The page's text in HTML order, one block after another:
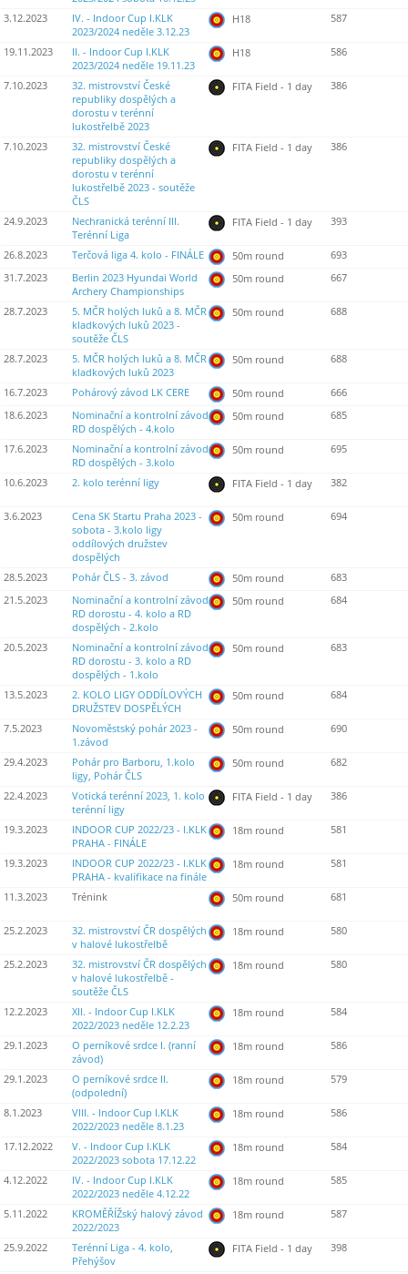
3.12.2023
IV. - Indoor Cup I.KLK
2023/2024 neděle 3.12.23
H18 587
19.11.2023
II. - Indoor Cup I.KLK
2023/2024 neděle 19.11.23
H18 586
7.10.2023
32. mistrovství České
republiky dospělých a
dorostu v terénní
lukostřelbě 2023
FITA Field - 1 day 386
7.10.2023
32. mistrovství České
republiky dospělých a
dorostu v terénní
lukostřelbě 2023 - soutěže
ČLS
FITA Field - 1 day 386
24.9.2023
Nechranická terénní III.
Terénní Liga
FITA Field - 1 day 393
26.8.2023 Terčová liga 4. kolo - FINÁLE 50m round
693
31.7.2023
Berlin 2023 Hyundai World
Archery Championships
50m round 667
28.7.2023
5. MČR holých luků a 8. MČR
kladkových luků 2023 -
soutěže ČLS
50m round 688
28.7.2023
5. MČR holých luků a 8. MČR
kladkových luků 2023
50m round 688
16.7.2023 Pohárový závod LK CERE 50m round
666
18.6.2023
Nominační a kontrolní závod
RD dospělých - 4.kolo
50m round 685
17.6.2023
Nominační a kontrolní závod
RD dospělých - 3.kolo
50m round 695
10.6.2023 2. kolo terénní ligy FITA Field - 1 day 382
3.6.2023
Cena SK Startu Praha 2023 -
sobota - 3.kolo ligy
oddílových družstev
dospělých
50m round 694
28.5.2023 Pohár ČLS - 3. závod 50m round
683
21.5.2023
Nominační a kontrolní závod
RD dorostu - 4. kolo a RD
dospělých - 2.kolo
50m round 684
20.5.2023
Nominační a kontrolní závod
RD dorostu - 3. kolo a RD
dospělých - 1.kolo
50m round 683
13.5.2023
2. KOLO LIGY ODDÍLOVÝCH
DRUŽSTEV DOSPĚLÝCH
50m round 684
7.5.2023
Novoměstský pohár 2023 -
1.závod
50m round 690
29.4.2023
Pohár pro Barboru, 1.kolo
ligy, Pohár ČLS
50m round 682
22.4.2023
Votická terénní 2023, 1. kolo
terénní ligy
FITA Field - 1 day 386
19.3.2023
INDOOR CUP 2022/23 - I.KLK
PRAHA - FINÁLE
18m round 581
19.3.2023
INDOOR CUP 2022/23 - I.KLK
PRAHA - kvalifikace na finále
18m round 581
11.3.2023 Trénink 50m round 681
25.2.2023
32. mistrovství ČR dospělých
v halové lukostřelbě
18m round 580
25.2.2023
32. mistrovství ČR dospělých
v halové lukostřelbě -
soutěže ČLS
18m round 580
12.2.2023
XII. - Indoor Cup I.KLK
2022/2023 neděle 12.2.23
18m round 584
29.1.2023
O perníkové srdce I. (ranní
závod)
18m round 586
29.1.2023
O perníkové srdce II.
(odpolední)
18m round 579
8.1.2023
VIII. - Indoor Cup I.KLK
2022/2023 neděle 8.1.23
18m round 586
17.12.2022
V. - Indoor Cup I.KLK
2022/2023 sobota 17.12.22
18m round 584
4.12.2022
IV. - Indoor Cup I.KLK
2022/2023 neděle 4.12.22
18m round 585
5.11.2022
KROMĚŘÍŽský halový závod
2022/2023
18m round 587
25.9.2022
Terénní Liga - 4. kolo,
Přehýšov
FITA Field - 1 day 398